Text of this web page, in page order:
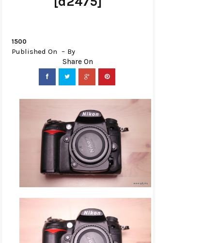
1500
Published On By